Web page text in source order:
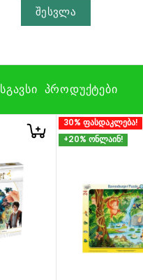
შესვლა
ᲞᲠᲝᲓᲣᲥᲢᲔᲑᲘ
30% ფასდაკლება!
+20% ონლაინ!